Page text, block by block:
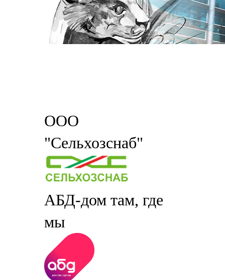
ООО
"Сельхозснаб"
АБД-дом там, где
мы